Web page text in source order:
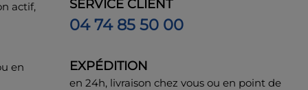
actif,
en
SERVICE CLIENT
04 74 85 50 00
EXPÉDITION
en 24h, livraison chez vous ou en point de